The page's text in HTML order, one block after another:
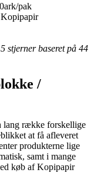
pak
stjerner baseret på 44
/
lang række forskellige
at få afleveret
produkterne lige
samt i mange
køb af Kopipapir